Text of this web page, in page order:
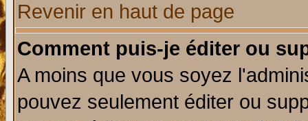
Revenir en haut de page
Comment puis-je éditer ou
A moins que vous soyez
pouvez seulement éditer ou